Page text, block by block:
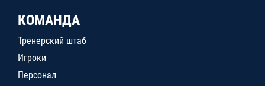
КОМАНДА
Тренерский штаб
Игроки
Персонал